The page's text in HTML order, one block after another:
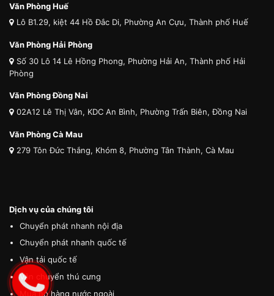
Văn Phòng Huế
Lô B1.29, kiệt 44 Hồ Đắc Di, Phường An Cựu, Thành phố Huế
Văn Phòng Hải Phòng
Số 30 Lô 14 Lê Hồng Phong, Phường Hải An, Thành phố Hải
Phòng
Văn Phòng Đồng Nai
02A12 Lê Thị Vân, KDC An Bình, Phường Trấn Biên, Đồng Nai
Văn Phòng Cà Mau
279 Tôn Đức Thắng, Khóm 8, Phường Tân Thành, Cà Mau
Dịch vụ của chúng tôi
Chuyển phát nhanh nội địa
Chuyển phát nhanh quốc tế
Vận tải quốc tế
Vận chuyển thú cưng
Mua hộ hàng nước ngoài